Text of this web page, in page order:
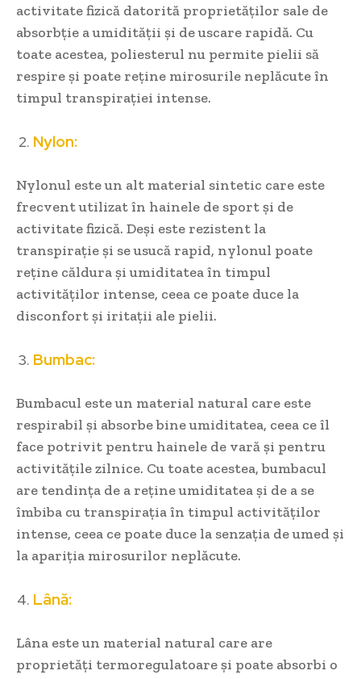
activitate fizică datorită proprietăților sale de
absorbție a umidității și de uscare rapidă. Cu
toate acestea, poliesterul nu permite pielii să
respire și poate reține mirosurile neplăcute în
timpul transpirației intense.
Nylon:
Nylonul este un alt material sintetic care este
frecvent utilizat în hainele de sport și de
activitate fizică. Deși este rezistent la
transpirație și se usucă rapid, nylonul poate
reține căldura și umiditatea în timpul
activităților intense, ceea ce poate duce la
disconfort și iritații ale pielii.
Bumbac:
Bumbacul este un material natural care este
respirabil și absorbe bine umiditatea, ceea ce îl
face potrivit pentru hainele de vară și pentru
activitățile zilnice. Cu toate acestea, bumbacul
are tendința de a reține umiditatea și de a se
îmbiba cu transpirația în timpul activităților
intense, ceea ce poate duce la senzația de umed și
la apariția mirosurilor neplăcute.
Lână:
Lâna este un material natural care are
proprietăți termoregulatoare și poate absorbi o